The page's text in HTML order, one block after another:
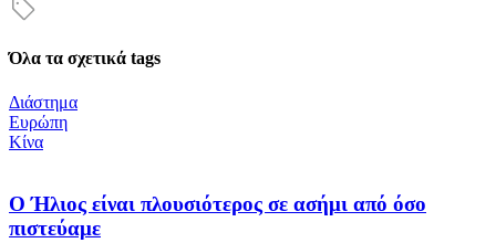
Όλα τα σχετικά tags
Διάστημα
Ευρώπη
Κίνα
Ο Ήλιος είναι πλουσιότερος σε ασήμι από όσο
πιστεύαμε